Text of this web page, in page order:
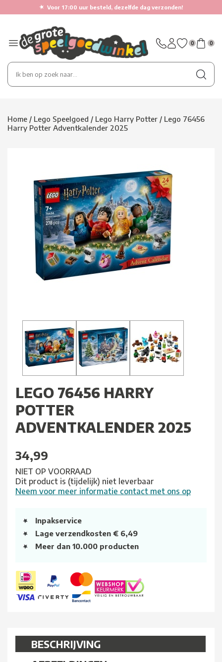
★ Voor 17:00 uur besteld, dezelfde dag verzonden!
0 0
Home / Lego Speelgoed / Lego Harry Potter / Lego 76456
Harry Potter Adventkalender 2025
LEGO 76456 HARRY
POTTER
ADVENTKALENDER 2025
34,99
NIET OP VOORRAAD
Dit product is (tijdelijk) niet leverbaar
Neem voor meer informatie contact met ons op
Inpakservice
Lage verzendkosten € 6,49
Meer dan 10.000 producten
BESCHRIJVING